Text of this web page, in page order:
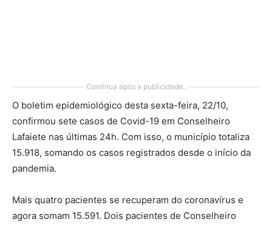
Continua após a publicidade..
O boletim epidemiológico desta sexta-feira, 22/10,
confirmou sete casos de Covid-19 em Conselheiro
Lafaiete nas últimas 24h. Com isso, o município totaliza
15.918, somando os casos registrados desde o início da
pandemia.
Mais quatro pacientes se recuperam do coronavírus e
agora somam 15.591. Dois pacientes de Conselheiro